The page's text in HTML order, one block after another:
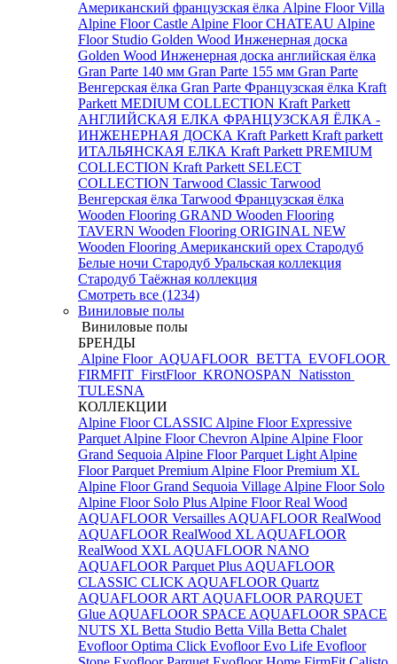
Американский французская ёлка Alpine Floor Villa
Alpine Floor Castle Alpine Floor CHATEAU Alpine
Floor Studio Golden Wood Инженерная доска
Golden Wood Инженерная доска английская ёлка
Gran Parte 140 мм Gran Parte 155 мм Gran Parte
Венгерская ёлка Gran Parte Французская ёлка Kraft
Parkett MEDIUM COLLECTION Kraft Parkett
АНГЛИЙСКАЯ ЕЛКА ФРАНЦУЗСКАЯ ЁЛКА -
ИНЖЕНЕРНАЯ ДОСКА Kraft Parkett Kraft parkett
ИТАЛЬЯНСКАЯ ЕЛКА Kraft Parkett PREMIUM
COLLECTION Kraft Parkett SELECT
COLLECTION Tarwood Classic Tarwood
Венгерская ёлка Tarwood Французская ёлка
Wooden Flooring GRAND Wooden Flooring
TAVERN Wooden Flooring ORIGINAL NEW
Wooden Flooring Американский орех Стародуб
Белые ночи Стародуб Уральская коллекция
Стародуб Таёжная коллекция
Смотреть все (1234)
Виниловые полы
Виниловые полы
БРЕНДЫ
Alpine Floor AQUAFLOOR BETTA EVOFLOOR
FIRMFIT FirstFloor KRONOSPAN Natisston
TULESNA
КОЛЛЕКЦИИ
Alpine Floor CLASSIC Alpine Floor Expressive
Parquet Alpine Floor Chevron Alpine Alpine Floor
Grand Sequoia Alpine Floor Parquet Light Alpine
Floor Parquet Premium Alpine Floor Premium XL
Alpine Floor Grand Sequoia Village Alpine Floor Solo
Alpine Floor Solo Plus Alpine Floor Real Wood
AQUAFLOOR Versailles AQUAFLOOR RealWood
AQUAFLOOR RealWood XL AQUAFLOOR
RealWood XXL AQUAFLOOR NANO
AQUAFLOOR Parquet Plus AQUAFLOOR
CLASSIC CLICK AQUAFLOOR Quartz
AQUAFLOOR ART AQUAFLOOR PARQUET
Glue AQUAFLOOR SPACE AQUAFLOOR SPACE
NUTS XL Betta Studio Betta Villa Betta Chalet
Evofloor Optima Click Evofloor Evo Life Evofloor